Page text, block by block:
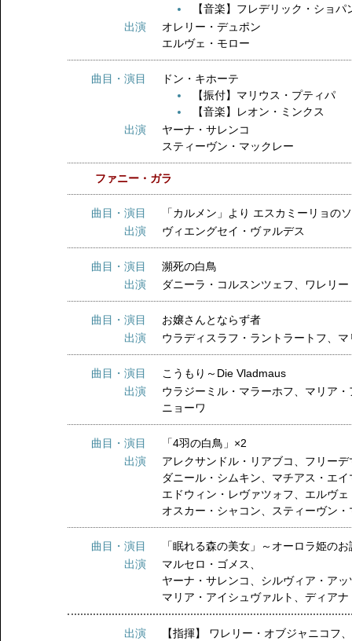
【音楽】フレデリック・ショパ
出演
オレリー・デュポン
エルヴェ・モロー
曲目・演目
ドン・キホーテ
【振付】マリウス・プティパ
【音楽】レオン・ミンクス
出演
ヤーナ・サレンコ
スティーヴン・マックレー
ファニー・ガラ
曲目・演目
「カルメン」より エスカミーリ
出演
ヴィエングセイ・ヴァルデス
曲目・演目
瀕死の白鳥
出演
ダニーラ・コルスンツェフ、ワレリ
曲目・演目
お嬢さんとならず者
出演
ウラディスラフ・ラントラートフ、
曲目・演目
こうもり～Die Vladmaus
出演
ウラジーミル・マラーホフ、マリア
ニョーワ
曲目・演目
「4羽の白鳥」×2
出演
アレクサンドル・リアブコ、フリー
ダニール・シムキン、マチアス・エイ
エドウィン・レヴァツォフ、エルヴ
オスカー・シャコン、スティーヴン
曲目・演目
「眠れる森の美女」～オーロラ姫
出演
マルセロ・ゴメス、
ヤーナ・サレンコ、シルヴィア・ア
マリア・アイシュヴァルト、ディア
出演 【指揮】 ワレリー・オブジャニコフ